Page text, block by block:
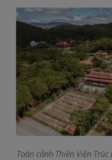
Toàn cảnh Thiền Viện